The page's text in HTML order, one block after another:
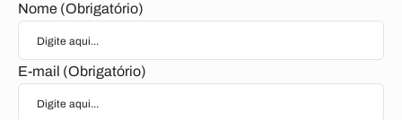
Nome (Obrigatório)
E-mail (Obrigatório)